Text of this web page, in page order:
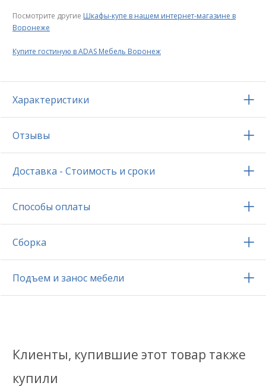
Посмотрите другие Шкафы-купе в нашем интернет-магазине в
Воронеже
Купите гостиную в ADAS Мебель Воронеж
Характеристики
Отзывы
Доставка - Стоимость и сроки
Способы оплаты
Сборка
Подъем и занос мебели
Клиенты, купившие этот товар также
купили